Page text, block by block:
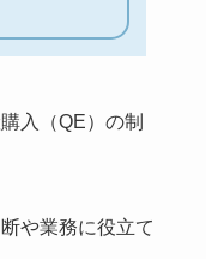
入（QE）の制
や業務に役立て